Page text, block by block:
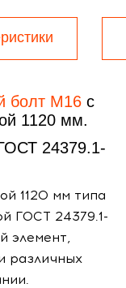
болт М16 с
1120 мм.
24379.1-
1120 мм типа
ГОСТ 24379.1-
элемент,
различных